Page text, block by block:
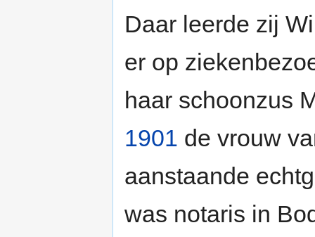
Daar leerde zij
er op
haar schoonzus
1901 de vrouw
aanstaande
was notaris in